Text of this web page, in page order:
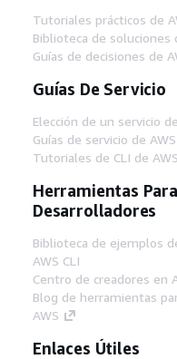
Tutoriales prácticos de
Biblioteca de soluciones
Guías de decisiones de
Guías De Servicio
Elección de un servicio
Guías de servicio de AWS
Tutoriales de CLI de
Herramientas Para
Desarrolladores
Biblioteca de ejemplos
AWS CLI
Centro de creadores en
Blog de herramientas
AWS
Enlaces Útiles